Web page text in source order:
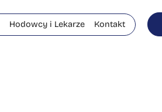
Hodowcy i Lekarze Kontakt